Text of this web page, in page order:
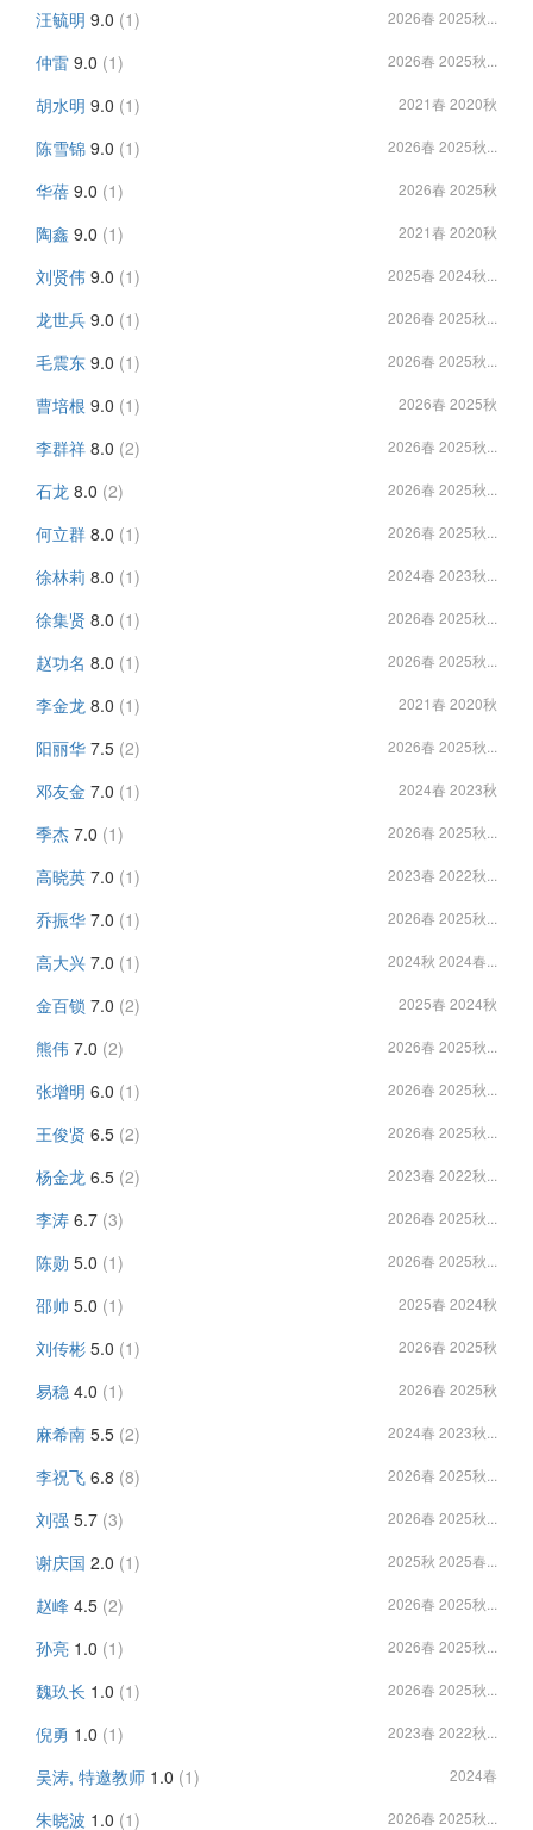
汪毓明 9.0 (1) 2026春 2025秋...
仲雷 9.0 (1) 2026春 2025秋...
胡水明 9.0 (1) 2021春 2020秋
陈雪锦 9.0 (1) 2026春 2025秋...
华蓓 9.0 (1) 2026春 2025秋
陶鑫 9.0 (1) 2021春 2020秋
刘贤伟 9.0 (1) 2025春 2024秋...
龙世兵 9.0 (1) 2026春 2025秋...
毛震东 9.0 (1) 2026春 2025秋...
曹培根 9.0 (1) 2026春 2025秋
李群祥 8.0 (2) 2026春 2025秋...
石龙 8.0 (2) 2026春 2025秋...
何立群 8.0 (1) 2026春 2025秋...
徐林莉 8.0 (1) 2024春 2023秋...
徐集贤 8.0 (1) 2026春 2025秋...
赵功名 8.0 (1) 2026春 2025秋...
李金龙 8.0 (1) 2021春 2020秋
阳丽华 7.5 (2) 2026春 2025秋...
邓友金 7.0 (1) 2024春 2023秋
季杰 7.0 (1) 2026春 2025秋...
高晓英 7.0 (1) 2023春 2022秋...
乔振华 7.0 (1) 2026春 2025秋...
高大兴 7.0 (1) 2024秋 2024春...
金百锁 7.0 (2) 2025春 2024秋
熊伟 7.0 (2) 2026春 2025秋...
张增明 6.0 (1) 2026春 2025秋...
王俊贤 6.5 (2) 2026春 2025秋...
杨金龙 6.5 (2) 2023春 2022秋...
李涛 6.7 (3) 2026春 2025秋...
陈勋 5.0 (1) 2026春 2025秋...
邵帅 5.0 (1) 2025春 2024秋
刘传彬 5.0 (1) 2026春 2025秋
易稳 4.0 (1) 2026春 2025秋
麻希南 5.5 (2) 2024春 2023秋...
李祝飞 6.8 (8) 2026春 2025秋...
刘强 5.7 (3) 2026春 2025秋...
谢庆国 2.0 (1) 2025秋 2025春...
赵峰 4.5 (2) 2026春 2025秋...
孙亮 1.0 (1) 2026春 2025秋...
魏玖长 1.0 (1) 2026春 2025秋...
倪勇 1.0 (1) 2023春 2022秋...
吴涛, 特邀教师 1.0 (1) 2024春
朱晓波 1.0 (1) 2026春 2025秋...